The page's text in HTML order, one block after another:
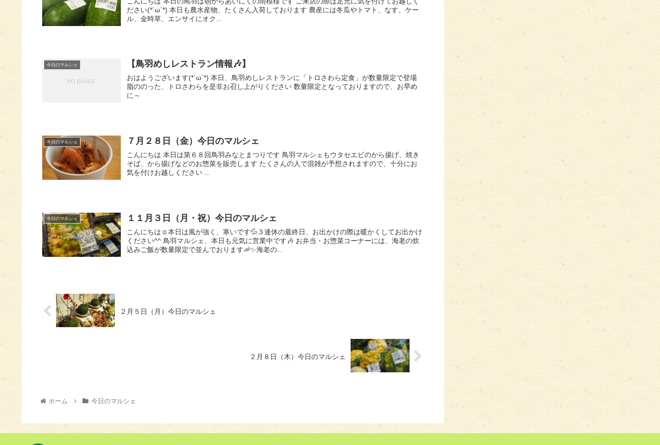
ださい(*´ω`*) 本日も農水産物、たくさん入荷しております 農産には冬瓜やトマト、なす、ケー
ル、金時草、エンサイにオク...
今日のマルシェ 【鳥羽めしレストラン情報🎶】
おはようございます(*´ω`*) 本日、鳥羽めしレストランに「トロさわら定食」が数量限定で登場
脂ののった、トロさわらを是非お召し上がりください 数量限定となっておりますので、お早め
に～
今日のマルシェ ７月２８日（金）今日のマルシェ
こんにちは 本日は第６８回鳥羽みなとまつりです 鳥羽マルシェもウタセエビのから揚げ、焼き
そば、から揚げなどのお惣菜を販売します たくさんの人で混雑が予想されますので、十分にお
気を付けお越しください ...
今日のマルシェ １１月３日（月・祝）今日のマルシェ
こんにちは☺️本日は風が強く、寒いです💦３連休の最終日、お出かけの際は暖かくしてお出かけ
ください^^ 鳥羽マルシェ、本日も元気に営業中です🎶 お弁当・お惣菜コーナーには、海老の炊
込みご飯が数量限定で並んでおります🦐✨海老の...
２月５日（月）今日のマルシェ
２月８日（木）今日のマルシェ
ホーム 今日のマルシェ